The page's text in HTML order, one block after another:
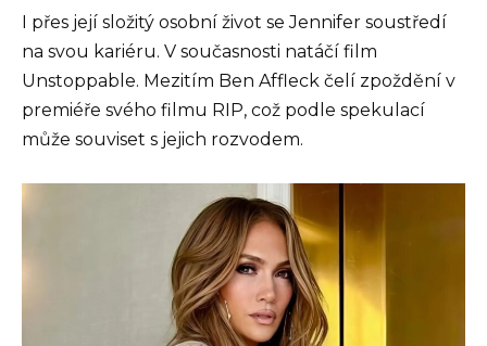
I přes její složitý osobní život se Jennifer soustředí
na svou kariéru. V současnosti natáčí film
Unstoppable. Mezitím Ben Affleck čelí zpoždění v
premiéře svého filmu RIP, což podle spekulací
může souviset s jejich rozvodem.